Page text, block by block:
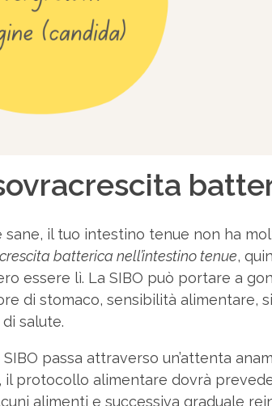
sane, il tuo intestino tenue non ha
batterica nell’intestino tenue,
essere lì. La SIBO può portare a
di stomaco, sensibilità alimentare,
salute.
passa attraverso un’attenta
il protocollo alimentare dovrà
alimenti e successiva graduale